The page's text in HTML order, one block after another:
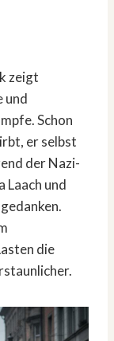
zeigt
und
Schon
er selbst
der Nazi-
Laach und
die